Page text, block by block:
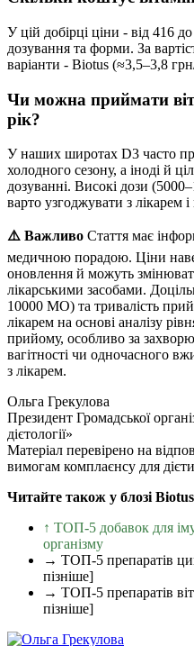
У цій добірці ціни - від 416
дозування та форми. За
варіанти - Biotus (≈3,5–3,8
Чи можна приймати
рік?
У наших широтах D3 часто
холодного сезону, а іноді й
дозуванні. Високі дози
варто узгоджувати з лікарем
⚠️ Важливо Стаття має
медичною порадою. Ціни
оновлення й можуть
лікарськими засобами.
10000 МО) та тривалість
лікарем на основі аналізу
прийому, особливо за
вагітності чи одночасного
з лікарем.
Ольга Грекулова
Президент Громадської
дієтології»
Матеріал перевірено на
вимогам комплаєнсу для
Читайте також у блозі Biotus
↑ ТОП-5 добавок для
організму
→ ТОП-5 препаратів
пізніше]
→ ТОП-5 препаратів
пізніше]